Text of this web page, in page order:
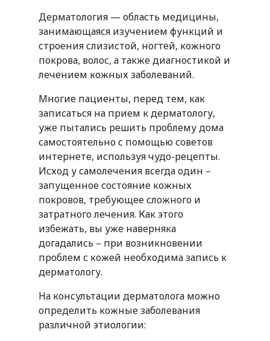
Дерматология — область медицины,
занимающаяся изучением функций и
строения слизистой, ногтей, кожного
покрова, волос, а также диагностикой и
лечением кожных заболеваний.
Многие пациенты, перед тем, как
записаться на прием к дерматологу,
уже пытались решить проблему дома
самостоятельно с помощью советов
интернете, используя чудо-рецепты.
Исход у самолечения всегда один –
запущенное состояние кожных
покровов, требующее сложного и
затратного лечения. Как этого
избежать, вы уже наверняка
догадались – при возникновении
проблем с кожей необходима запись к
дерматологу.
На консультации дерматолога можно
определить кожные заболевания
различной этиологии: